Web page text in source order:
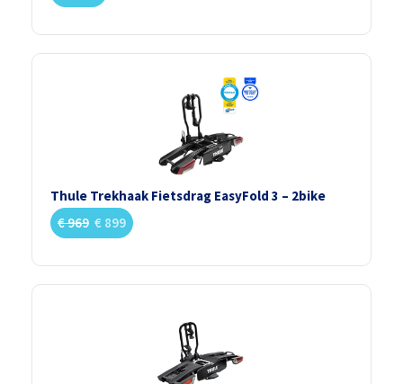
Thule Trekhaak Fietsdrag EasyFold 3 – 2bike
€969 € 899